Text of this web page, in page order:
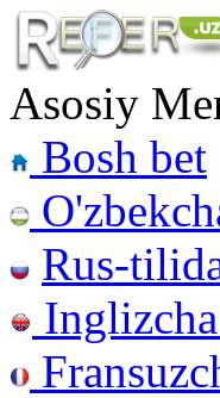
Asosiy
Bosh bet
Rus-